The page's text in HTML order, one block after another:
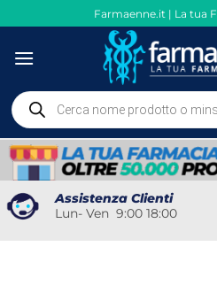
ai
contenuti
Farmaenne.it | La tua
Ricerca
prodotti
Assistenza Clienti
Lun- Ven 9:00 18:00